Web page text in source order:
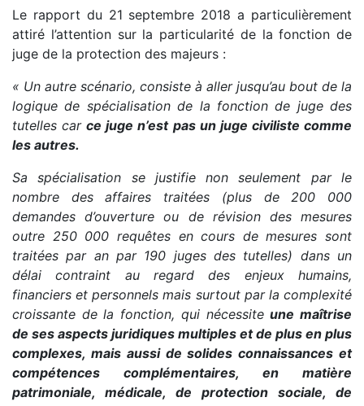
Le rapport du 21 septembre 2018 a particulièrement
attiré l’attention sur la particularité de la fonction de
juge de la protection des majeurs :
« Un autre scénario, consiste à aller jusqu’au bout de la
logique de spécialisation de la fonction de juge des
tutelles carce juge n’est pas un juge civiliste comme
les autres.
Sa spécialisation se justifie non seulement par le
nombre des affaires traitées (plus de 200 000
demandes d’ouverture ou de révision des mesures
outre 250 000 requêtes en cours de mesures sont
traitées par an par 190 juges des tutelles) dans un
délai contraint au regard des enjeux humains,
financiers et personnels mais surtout par la complexité
croissante de la fonction, qui nécessiteune maîtrise
de ses aspects juridiques multiples et de plus en plus
complexes, mais aussi de solides connaissances et
compétences complémentaires, en matière
patrimoniale, médicale, de protection sociale, de